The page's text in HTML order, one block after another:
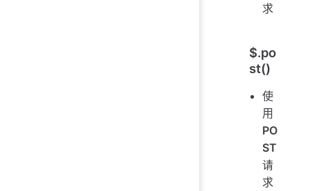
求
$.po
st()
使
用
PO
ST
请
求